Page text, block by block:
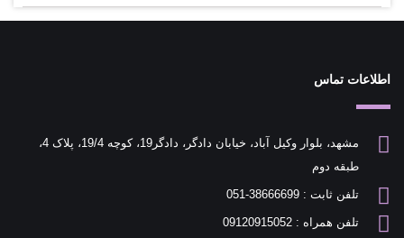
اطلاعات تماس
مشهد، بلوار وکیل آباد، خیابان دادگر، دادگر19، کوچه 19/4، پلاک 4،
طبقه دوم
تلفن ثابت : 38666699-051
تلفن همراه : 09120915052